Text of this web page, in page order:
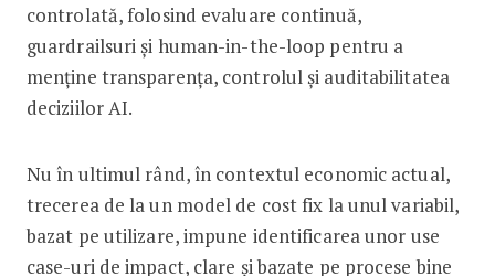
controlată, folosind evaluare continuă,
guardrailsuri și human-in-the-loop pentru a
menține transparența, controlul și auditabilitatea
deciziilor AI.
Nu în ultimul rând, în contextul economic actual,
trecerea de la un model de cost fix la unul variabil,
bazat pe utilizare, impune identificarea unor use
case-uri de impact, clare și bazate pe procese bine